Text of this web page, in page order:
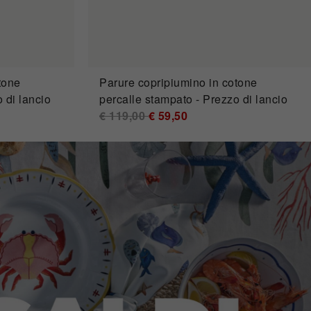
di lancio
Parure copripiumino in cotone
percalle stampato - Prezzo di lancio
Price reduced from
€ 119,00to
€ 59,50